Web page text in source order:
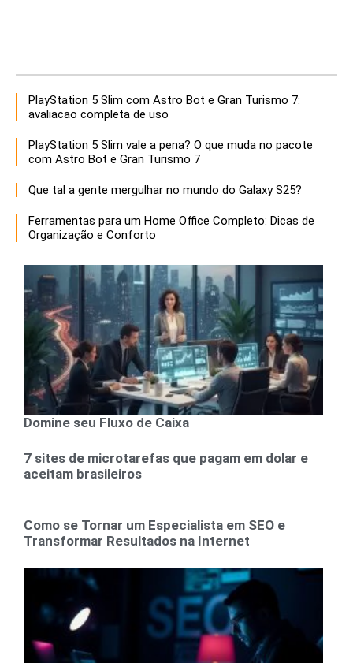
PlayStation 5 Slim com Astro Bot e Gran Turismo 7:
avaliacao completa de uso
PlayStation 5 Slim vale a pena? O que muda no pacote
com Astro Bot e Gran Turismo 7
Que tal a gente mergulhar no mundo do Galaxy S25?
Ferramentas para um Home Office Completo: Dicas de
Organização e Conforto
Domine seu Fluxo de Caixa
7 sites de microtarefas que pagam em dolar e
aceitam brasileiros
Como se Tornar um Especialista em SEO e
Transformar Resultados na Internet